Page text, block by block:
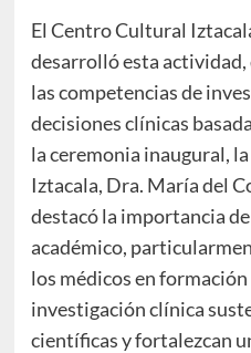
El Centro Cultural
desarrolló esta
las competencias de
decisiones clínicas
la ceremonia inaugural,
Iztacala, Dra. María del
destacó la importancia
académico,
los médicos en
investigación clínica
científicas y fortalezcan